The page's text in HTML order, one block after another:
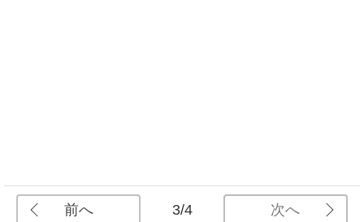
前へ 3/4 次へ